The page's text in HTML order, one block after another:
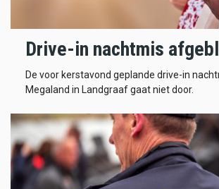
Drive-in nachtmis
De voor kerstavond geplande drive-in
Megaland in Landgraaf gaat niet door.